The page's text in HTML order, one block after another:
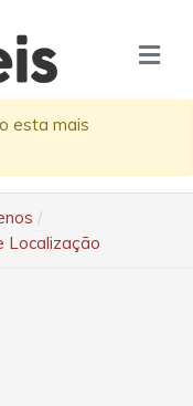
esta mais
Localização